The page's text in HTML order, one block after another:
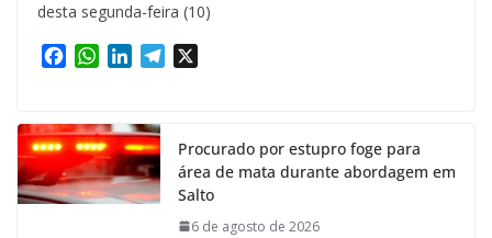
desta segunda-feira (10)
e
b
o
o
W
t
s
A
p
k
e
d
I
m
Procurado por estupro foge para
área de mata durante abordagem em
Salto
6 de agosto de 2026